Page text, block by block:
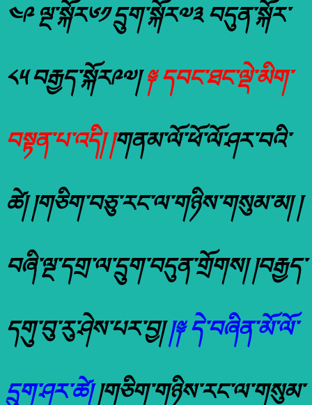
༤༩ ལྔ་སྐོར༦༡ དྲུག་སྐོར༧༣ བདུན་སྐོར་
༨༥ བརྒྱད་སྐོར༩༧།༈ དབང་ཐང་ལྡེ་མིག་
བསྟན་པ་འདི། །གནམ་ལོ་ཕོ་ལོ་ཤར་བའི་
ཚེ། །གཅིག་བཅུ་རང་ལ་གཉིས་གསུམ་མ། །
བཞི་ལྔ་དགྲ་ལ་དྲུག་བདུན་གྲོགས། །བརྒྱད་
དགུ་བུ་རུ་ཤེས་པར་བྱ།།༈ དེ་བཞིན་མོ་ལོ་
དྲུག་ཤར་ཚེ།།གཅིག་གཉིས་རང་ལ་གསུམ་